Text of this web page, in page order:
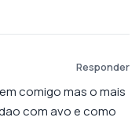
Responder
comigo mas o mais
com avo e como